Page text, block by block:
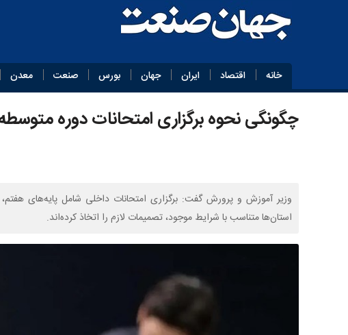
خانه اقتصاد ایران جهان بورس صنعت معدن
چگونگی نحوه برگزاری امتحانات دوره
وزیر آموزش و پرورش گفت: برگزاری امتحانات داخلی شامل پایه‌های
استان‌ها متناسب با شرایط موجود، تصمیمات لازم را اتخاذ کرده‌اند.